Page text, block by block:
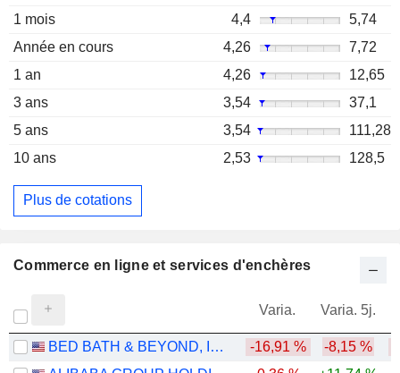
1 mois
4,4
5,74
Année en cours
4,26
7,72
1 an
4,26
12,65
3 ans
3,54
37,1
5 ans
3,54
111,28
10 ans
2,53 128,5
Plus de cotations
Commerce en ligne et services d'enchères
Varia. Varia. 5j.
BED BATH & BEYOND, INC. -16,91 % -8,15 %